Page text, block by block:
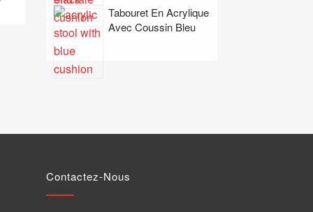
Tabouret En Acrylique
Avec Coussin Bleu
Contactez-Nous